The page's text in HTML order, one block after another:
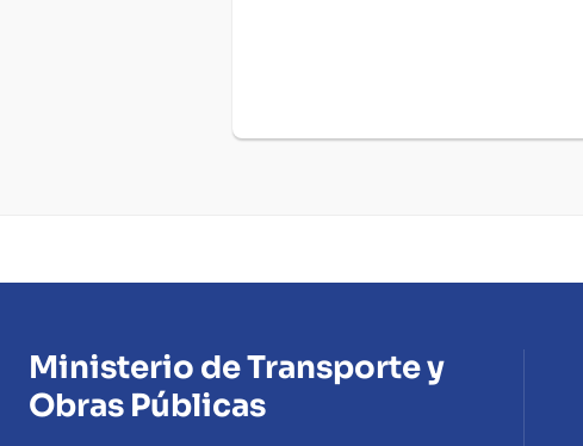
Ministerio de Transporte y
Obras Públicas